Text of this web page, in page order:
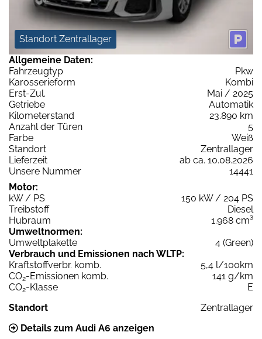
Standort Zentrallager
Allgemeine Daten:
Fahrzeugtyp
Pkw
Karosserieform
Kombi
Erst-Zul.
Mai / 2025
Getriebe
Automatik
Kilometerstand
23.890 km
Anzahl der Türen
5
Farbe
Weiß
Standort
Zentrallager
Lieferzeit
ab ca. 10.08.2026
Unsere Nummer
14441
Motor:
kW / PS
150 kW / 204 PS
Treibstoff
Diesel
Hubraum
1.968 cm³
Umweltnormen:
Umweltplakette
4 (Green)
Verbrauch und Emissionen nach WLTP:
Kraftstoffverbr. komb.
5,4 l/100km
CO2-Emissionen komb.
141 g/km
CO2-Klasse
E
Standort
Zentrallager
Details zum Audi A6 anzeigen